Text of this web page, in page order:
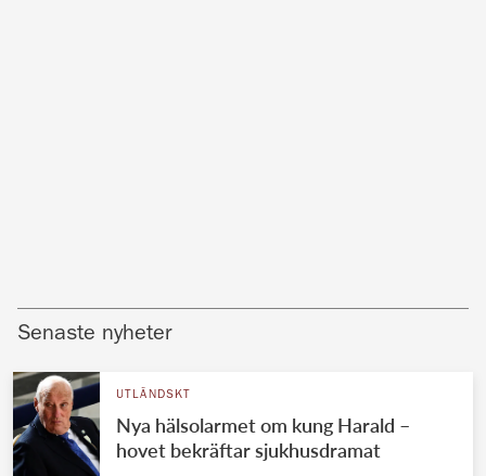
Senaste nyheter
UTLÄNDSKT
Nya hälsolarmet om kung Harald –
hovet bekräftar sjukhusdramat